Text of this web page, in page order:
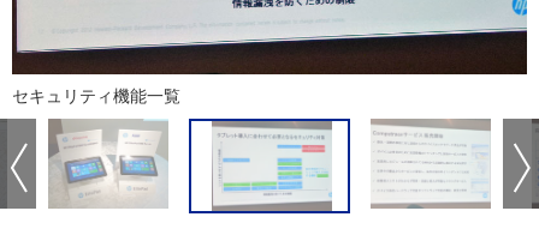
セキュリティ機能一覧